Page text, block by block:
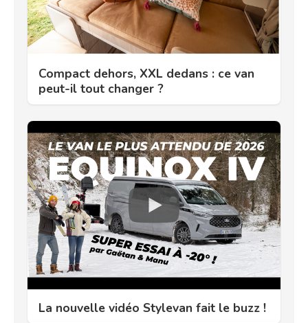
Compact dehors, XXL dedans : ce van
peut-il tout changer ?
La nouvelle vidéo Stylevan fait le buzz !